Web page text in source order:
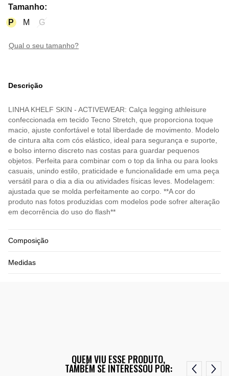
Tamanho:
P
M G
qual o seu tamanho?
Descrição
LINHA KHELF SKIN - ACTIVEWEAR: Calça legging athleisure
confeccionada em tecido Tecno Stretch, que proporciona toque
macio, ajuste confortável e total liberdade de movimento. Modelo
de cintura alta com cós elástico, ideal para segurança e suporte,
e bolso interno discreto nas costas para guardar pequenos
objetos. Perfeita para combinar com o top da linha ou para looks
casuais, unindo estilo, praticidade e funcionalidade em uma peça
versátil para o dia a dia ou atividades físicas leves. Modelagem:
ajustada que se molda perfeitamente ao corpo. **A cor do
produto nas fotos produzidas com modelos pode sofrer alteração
em decorrência do uso do flash**
Composição
Medidas
QUEM VIU ESSE PRODUTO,
TAMBÉM SE INTERESSOU POR: